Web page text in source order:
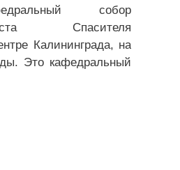
собор
Спасителя
Калининграда, на
Это кафедральный